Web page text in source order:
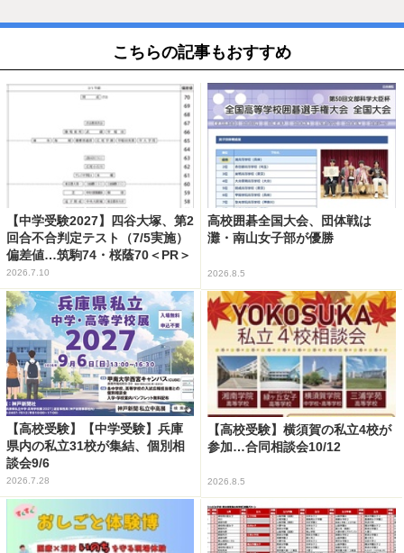
こちらの記事もおすすめ
【中学受験2027】四谷大塚、第2
回合不合判定テスト（7/5実施）
偏差値…筑駒74・桜蔭70＜PR＞
2026.7.10
高校囲碁全国大会、団体戦は
灘・南山女子部が優勝
2026.8.5
【高校受験】【中学受験】兵庫
県内の私立31校が集結、個別相
談会9/6
2026.7.28
【高校受験】横須賀の私立4校が
参加…合同相談会10/12
2026.8.5